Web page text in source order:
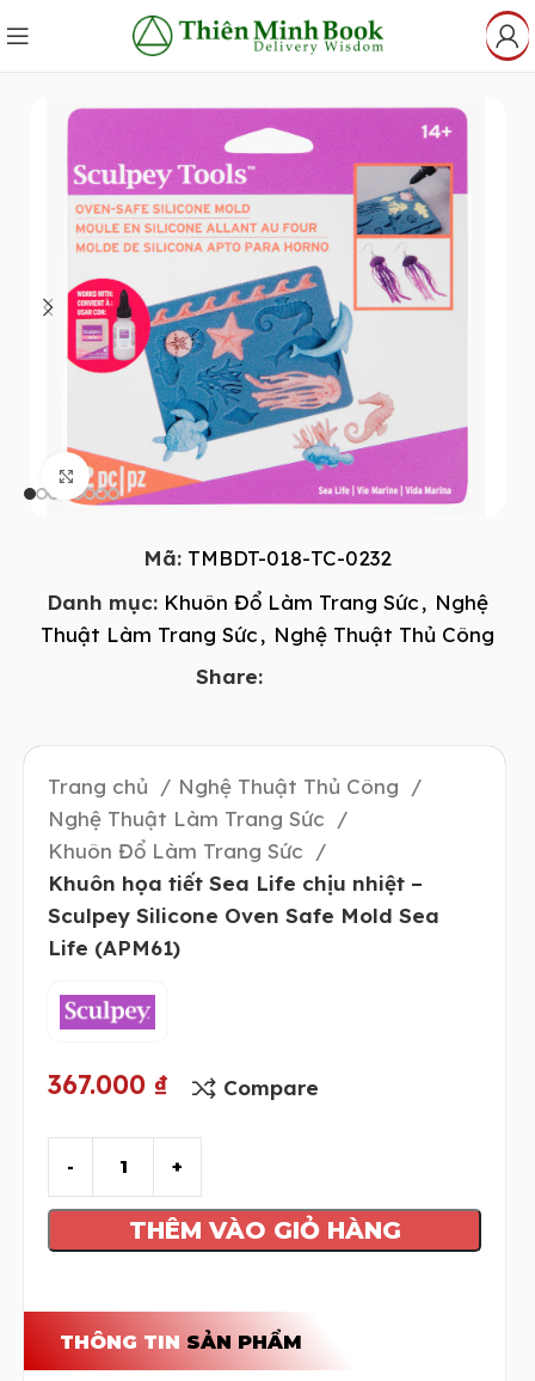
Click to enlarge
Mã: TMBDT-018-TC-0232
Danh mục: Khuôn Đổ Làm Trang Sức, Nghệ
Thuật Làm Trang Sức, Nghệ Thuật Thủ Công
Share:
Trang chủ
Nghệ Thuật Thủ Công
Nghệ Thuật Làm Trang Sức
Khuôn Đổ Làm Trang Sức
Khuôn họa tiết Sea Life chịu nhiệt –
Sculpey Silicone Oven Safe Mold Sea
Life (APM61)
367.000 ₫ Compare
THÊM VÀO GIỎ HÀNG
THÔNG TIN SẢN PHẨM